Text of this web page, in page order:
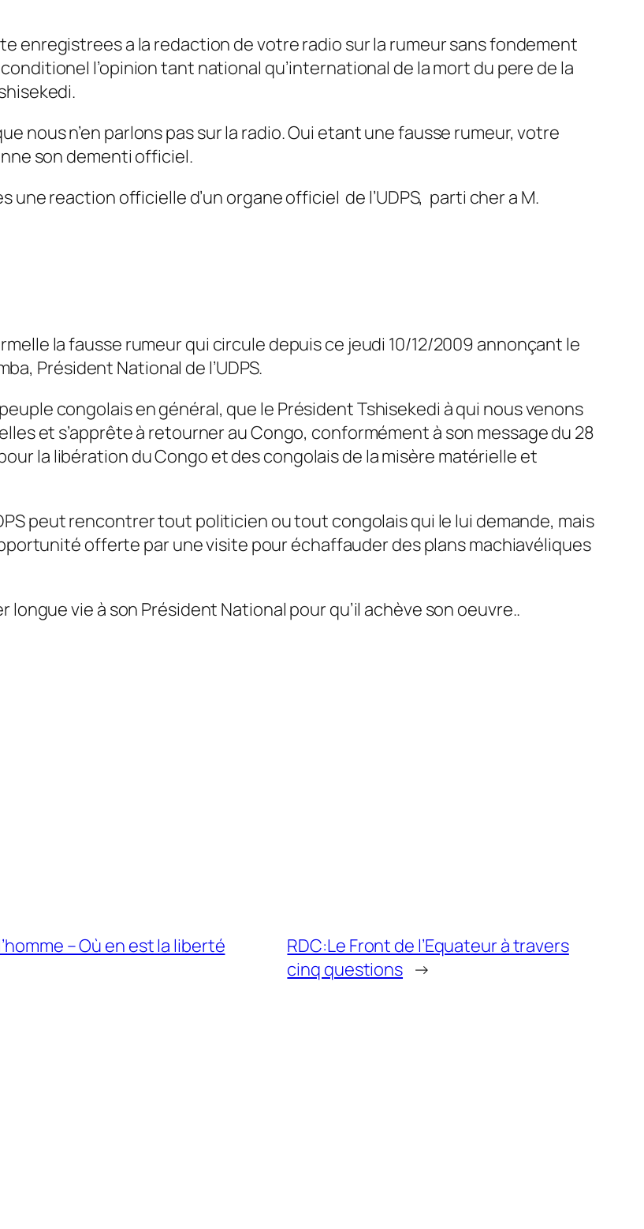
enregistrees a la redaction de votre radio sur la rumeur sans fondement
l’opinion tant national qu’international de la mort du pere de la
nous n’en parlons pas sur la radio. Oui etant une fausse rumeur, votre
son dementi officiel.
reaction officielle d’un organe officiel de l’UDPS, parti cher a M.
la fausse rumeur qui circule depuis ce jeudi 10/12/2009 annonçant le
Président National de l’UDPS.
congolais en général, que le Président Tshisekedi à qui nous venons
et s’apprête à retourner au Congo, conformément à son message du 28
la libération du Congo et des congolais de la misère matérielle et
peut rencontrer tout politicien ou tout congolais qui le lui demande, mais
offerte par une visite pour échaffauder des plans machiavéliques
longue vie à son Président National pour qu’il achève son oeuvre..
– Où en est la liberté
RDC:Le Front de l’Equateur à travers
cinq questions →